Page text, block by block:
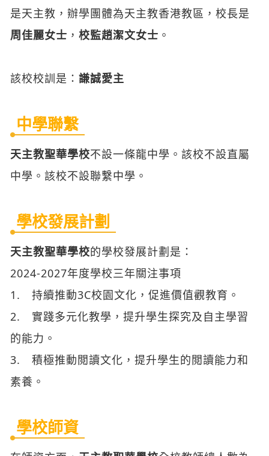
是天主教，辦學團體為天主教香港教區，校長是
周佳麗女士 ， 校監趙潔文女士 。
該校校訓是： 謙誠愛主
中學聯繫
天主教聖華學校不設一條龍中學。該校不設直屬
中學。該校不設聯繫中學。
學校發展計劃
天主教聖華學校的學校發展計劃是：
2024-2027年度學校三年關注事項
1. 持續推動3C校園文化，促進價值觀教育。
2. 實踐多元化教學，提升學生探究及自主學習
的能力。
3. 積極推動閲讀文化，提升學生的閲讀能力和
素養。
學校師資